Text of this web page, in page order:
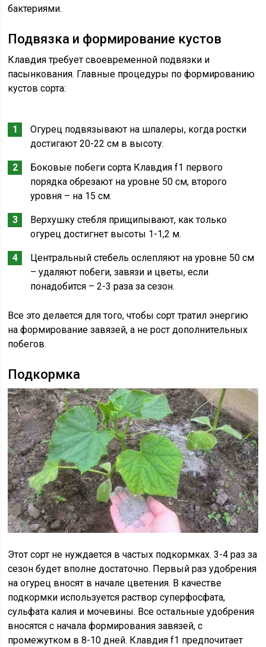
бактериями.
Подвязка и формирование кустов
Клавдия требует своевременной подвязки и
пасынкования. Главные процедуры по формированию
кустов сорта:
Огурец подвязывают на шпалеры, когда ростки
достигают 20-22 см в высоту.
Боковые побеги сорта Клавдия f1 первого
порядка обрезают на уровне 50 см, второго
уровня – на 15 см.
Верхушку стебля прищипывают, как только
огурец достигнет высоты 1-1,2 м.
Центральный стебель ослепляют на уровне 50 см
– удаляют побеги, завязи и цветы, если
понадобится – 2-3 раза за сезон.
Все это делается для того, чтобы сорт тратил энергию
на формирование завязей, а не рост дополнительных
побегов.
Подкормка
Этот сорт не нуждается в частых подкормках. 3-4 раз за
сезон будет вполне достаточно. Первый раз удобрения
на огурец вносят в начале цветения. В качестве
подкормки используется раствор суперфосфата,
сульфата калия и мочевины. Все остальные удобрения
вносятся с начала формирования завязей, с
промежутком в 8-10 дней. Клавдия f1 предпочитает